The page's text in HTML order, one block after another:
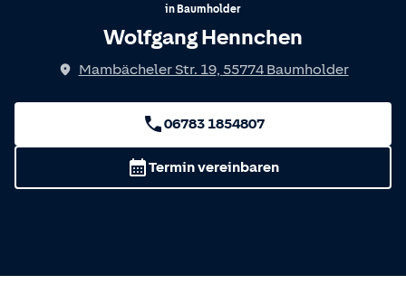
in Baumholder
Wolfgang Hennchen
Mambächeler Str. 19, 55774 Baumholder
06783 1854807
Termin vereinbaren